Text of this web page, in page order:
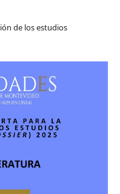
de los estudios